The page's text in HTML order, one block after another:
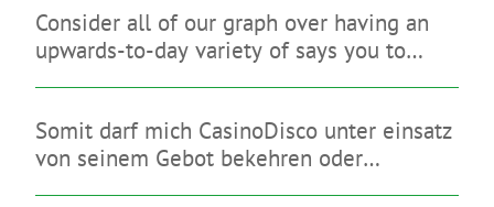
Consider all of our graph over having an
upwards-to-day variety of says you to
Somit darf mich CasinoDisco unter einsatz
von seinem Gebot bekehren oder